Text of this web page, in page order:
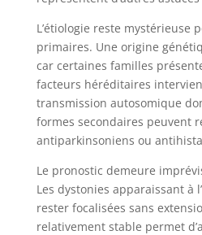
L’étiologie reste mystérieuse
primaires. Une origine
car certaines familles
facteurs héréditaires
transmission autosomique
formes secondaires peuvent
antiparkinsoniens ou
Le pronostic demeure
Les dystonies apparaissant à
rester focalisées sans
relativement stable permet